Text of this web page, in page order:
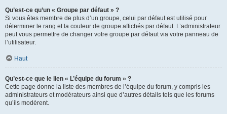
Qu’est-ce qu’un « Groupe par défaut » ?
Si vous êtes membre de plus d’un groupe, celui par défaut est utilisé pour
déterminer le rang et la couleur de groupe affichés par défaut. L’administrateur
peut vous permettre de changer votre groupe par défaut via votre panneau de
l’utilisateur.
Haut
Qu’est-ce que le lien « L’équipe du forum » ?
Cette page donne la liste des membres de l’équipe du forum, y compris les
administrateurs et modérateurs ainsi que d’autres détails tels que les forums
qu’ils modèrent.